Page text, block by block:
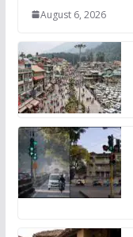
August 6, 2026